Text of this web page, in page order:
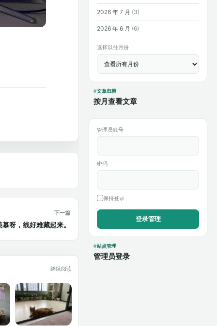
2026 年 7 月 (3)
2026 年 6 月 (6)
选择以往月份
文章归档
按月查看文章
管理员账号
密码
保持登录
站点管理
管理员登录
下一篇
慕呀，线好难藏起来。
继续阅读